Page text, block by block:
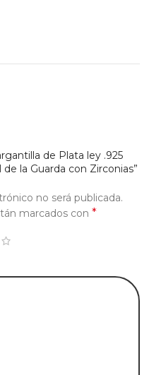
de Plata ley .925
la Guarda con Zirconias”
no será publicada.
marcados con *